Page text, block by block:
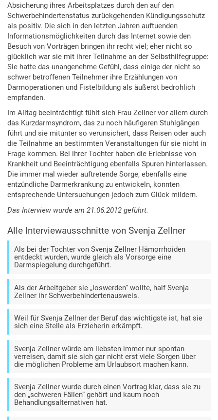
Absicherung ihres Arbeitsplatzes durch den auf den
Schwerbehindertenstatus zurückgehenden Kündigungsschutz
als positiv. Die sich in den letzten Jahren auftuenden
Informationsmöglichkeiten durch das Internet sowie den
Besuch von Vorträgen bringen ihr recht viel; eher nicht so
glücklich war sie mit ihrer Teilnahme an der Selbsthilfegruppe:
Sie hatte das unangenehme Gefühl, dass einige der nicht so
schwer betroffenen Teilnehmer ihre Erzählungen von
Darmoperationen und Fistelbildung als äußerst bedrohlich
empfanden.
Im Alltag beeinträchtigt fühlt sich Frau Zellner vor allem durch
das Kurzdarmsyndrom, das zu noch häufigeren Stuhlgängen
führt und sie mitunter so verunsichert, dass Reisen oder auch
die Teilnahme an bestimmten Veranstaltungen für sie nicht in
Frage kommen. Bei ihrer Tochter haben die Erlebnisse von
Krankheit und Beeinträchtigung ebenfalls Spuren hinterlassen.
Die immer mal wieder auftretende Sorge, ebenfalls eine
entzündliche Darmerkrankung zu entwickeln, konnten
entsprechende Untersuchungen jedoch zum Glück mildern.
Das Interview wurde am 21.06.2012 geführt.
Alle Interviewausschnitte von Svenja Zellner
Als bei der Tochter von Svenja Zellner Hämorrhoiden
entdeckt wurden, wurde gleich als Vorsorge eine
Darmspiegelung durchgeführt.
Als der Arbeitgeber sie „loswerden“ wollte, half Svenja
Zellner ihr Schwerbehindertenausweis.
Weil für Svenja Zellner der Beruf das wichtigste ist, hat sie
sich eine Stelle als Erzieherin erkämpft.
Svenja Zellner würde am liebsten immer nur spontan
verreisen, damit sie sich gar nicht erst viele Sorgen über
die möglichen Probleme am Urlaubsort machen kann.
Svenja Zellner wurde durch einen Vortrag klar, dass sie zu
den „schweren Fällen“ gehört und kaum noch
Behandlungsalternativen hat.